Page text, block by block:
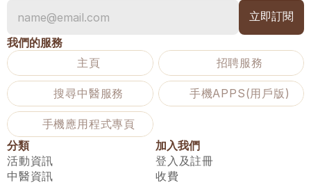
我們的服務
主頁
招聘服務
搜尋中醫服務 手機APPS(用戶版)
手機應用程式專頁
分類
活動資訊
中醫資訊
加入我們
登入及註冊
收費